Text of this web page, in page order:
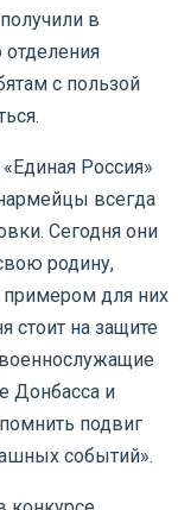
в
отделения
с пользой
Россия»
всегда
Сегодня они
родину,
для них
стоит на защите
Донбасса и
подвиг
событий».